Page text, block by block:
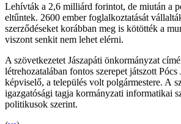
Lehívták a 2,6 milliárd forintot, de miután a
eltűntek. 2600 ember foglalkoztatását
szerződéseket korábban meg is kötötték a
viszont senkit nem lehet elérni.
A szövetkezetet Jászapáti önkormányzat
létrehozatalában fontos szerepet játszott Pócs
képviselő, a település volt polgármestere. A
igazgatósági tagja kormányzati informatikai
politikusok szerint.